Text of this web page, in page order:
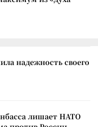
надежность своего
лишает НАТО